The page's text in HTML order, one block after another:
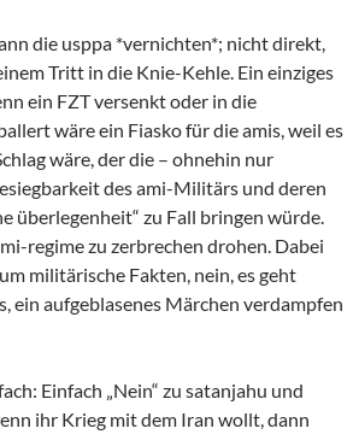
die usppa *vernichten*; nicht direkt,
Tritt in die Knie-Kehle. Ein einziges
ein FZT versenkt oder in die
wäre ein Fiasko für die amis, weil es
wäre, der die – ohnehin nur
des ami-Militärs und deren
überlegenheit“ zu Fall bringen würde.
regime zu zerbrechen drohen. Dabei
militärische Fakten, nein, es geht
ein aufgeblasenes Märchen verdampfen
Einfach „Nein“ zu satanjahu und
ihr Krieg mit dem Iran wollt, dann